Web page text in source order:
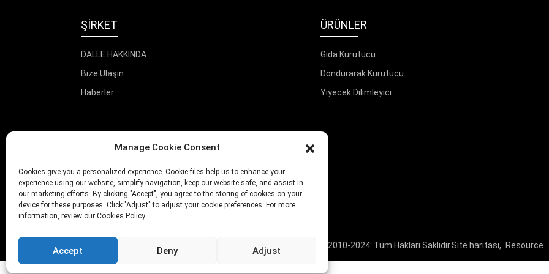
ŞIRKET
DALLE HAKKINDA
Bize Ulaşın
Haberler
ÜRÜNLER
Gıda Kurutucu
Dondurarak Kurutucu
Yiyecek Dilimleyici
© Telif Hakkı - 2010-2024: Tüm Hakları Saklıdır.Site haritası, Resource
Manage Cookie Consent
Cookies give you a personalized experience. Cookie files help us to enhance your
experience using our website, simplify navigation, keep our website safe, and assist in
our marketing efforts. By clicking "Accept", you agree to the storing of cookies on your
device for these purposes. Click "Adjust" to adjust your cookie preferences. For more
information, review our Cookies Policy.
Accept Deny Adjust